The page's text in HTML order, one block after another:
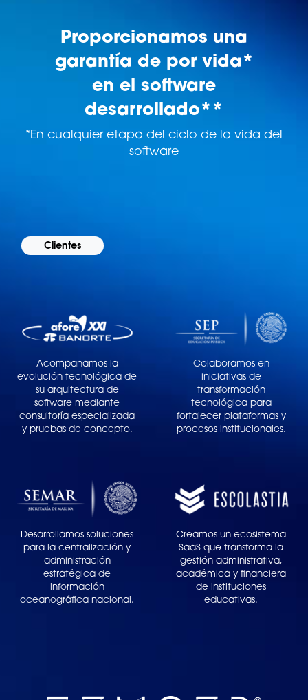
Proporcionamos una
garantía de por vida*
en el software
desarrollado**
*En cualquier etapa del ciclo de la vida del
software
Clientes
Acompañamos la
evolución tecnológica de
su arquitectura de
software mediante
consultoría especializada
y pruebas de concepto.
Colaboramos en
iniciativas de
transformación
tecnológica para
fortalecer plataformas y
procesos institucionales.
Desarrollamos soluciones
para la centralización y
administración
estratégica de
información
oceanográfica nacional.
Creamos un ecosistema
SaaS que transforma la
gestión administrativa,
académica y financiera
de instituciones
educativas.